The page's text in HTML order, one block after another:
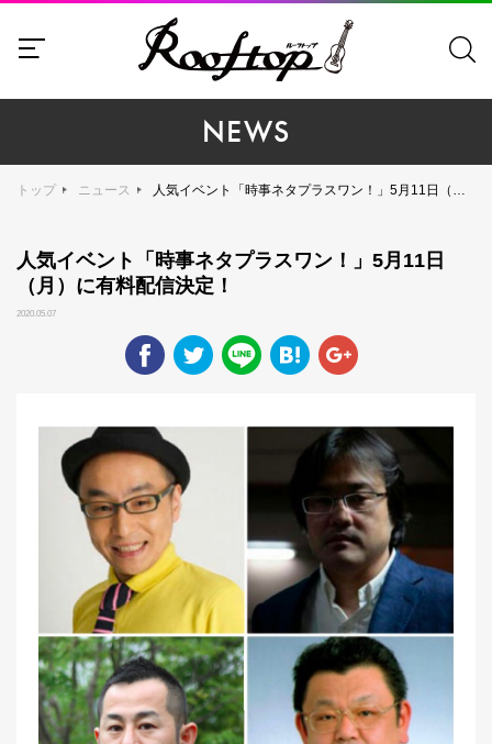
NEWS
トップ ニュース 人気イベント「時事ネタプラスワン！」5月11日（月）に有料配信決定！
人気イベント「時事ネタプラスワン！」5月11日
（月）に有料配信決定！
2020.05.07